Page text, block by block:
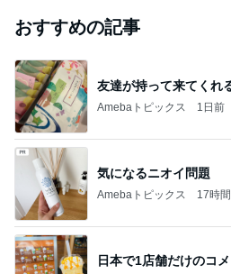
おすすめの記事
友達が持って来てくれ
Amebaトピックス 1日前
気になるニオイ問題
Amebaトピックス 17時
日本で1店舗だけのコ